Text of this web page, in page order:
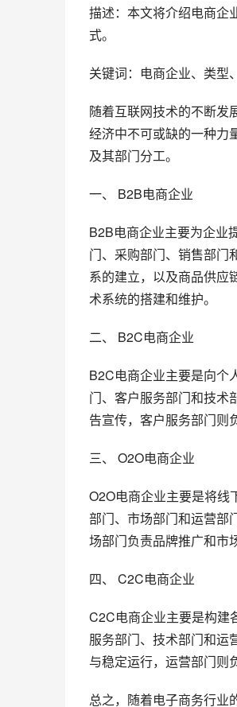
描述：本文将介绍电商企
式。
关键词：电商企业、类型
随着互联网技术的不断发
经济中不可或缺的一种力
及其部门分工。
一、 B2B电商企业
B2B电商企业主要为企业
门、采购部门、销售部门
系的建立，以及商品供应
术系统的搭建和维护。
二、 B2C电商企业
B2C电商企业主要是向个
门、客户服务部门和技术
告宣传，客户服务部门则
三、 O2O电商企业
O2O电商企业主要是将线
部门、市场部门和运营部
场部门负责品牌推广和市
四、 C2C电商企业
C2C电商企业主要是构建
服务部门、技术部门和运
与稳定运行，运营部门则
总之，随着电子商务行业